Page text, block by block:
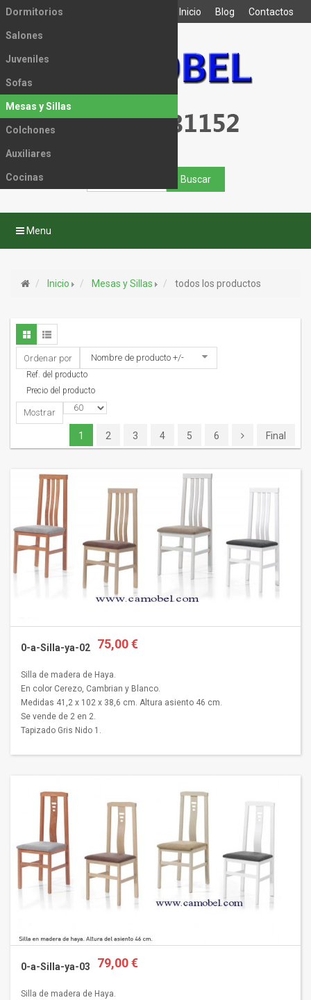
Contactos
Blog
Inicio
Menu
Inicio Mesas y Sillas todos los productos
Ordenar por Nombre de producto +/-
Ref. del producto
Precio del producto
Mostrar
1 2 3 4 5 6 Final
0-a-Silla-ya-02 75,00 €
Silla de madera de Haya.
En color Cerezo, Cambrian y Blanco.
Medidas 41,2 x 102 x 38,6 cm. Altura asiento 46 cm.
Se vende de 2 en 2.
Tapizado Gris Nido 1.
0-a-Silla-ya-03 79,00 €
Silla de madera de Haya.
Dormitorios
Salones
Juveniles
Sofas
Mesas y Sillas
Colchones
Auxiliares
Cocinas